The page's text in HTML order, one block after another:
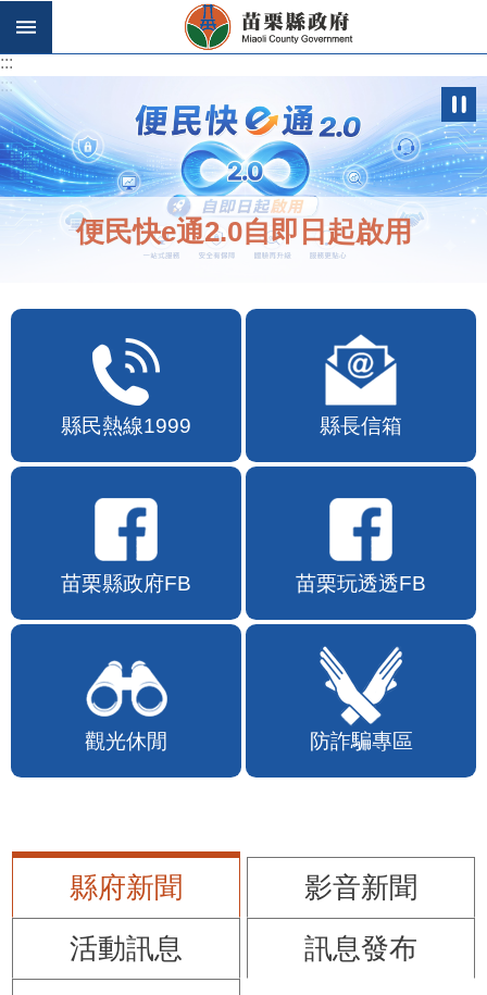
跳到主要內容區塊
:::
:::
便民快e通2.0自即日起啟用
縣民熱線1999 縣長信箱
苗栗縣政府FB 苗栗玩透透FB
觀光休閒 防詐騙專區
縣府新聞
影音新聞
活動訊息
訊息發布